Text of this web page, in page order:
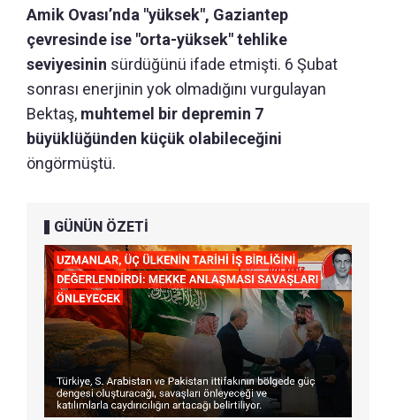
Amik Ovası’nda "yüksek", Gaziantep
çevresinde ise "orta-yüksek" tehlike
seviyesinin sürdüğünü ifade etmişti. 6 Şubat
sonrası enerjinin yok olmadığını vurgulayan
Bektaş, muhtemel bir depremin 7
büyüklüğünden küçük olabileceğini
öngörmüştü.
GÜNÜN ÖZETİ